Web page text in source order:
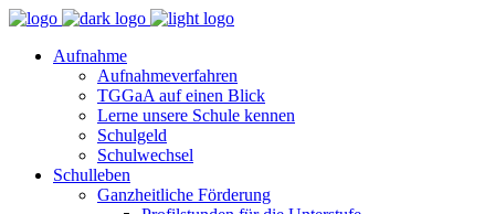
Aufnahme
Aufnahmeverfahren
TGGaA auf einen Blick
Lerne unsere Schule kennen
Schulgeld
Schulwechsel
Schulleben
Ganzheitliche Förderung